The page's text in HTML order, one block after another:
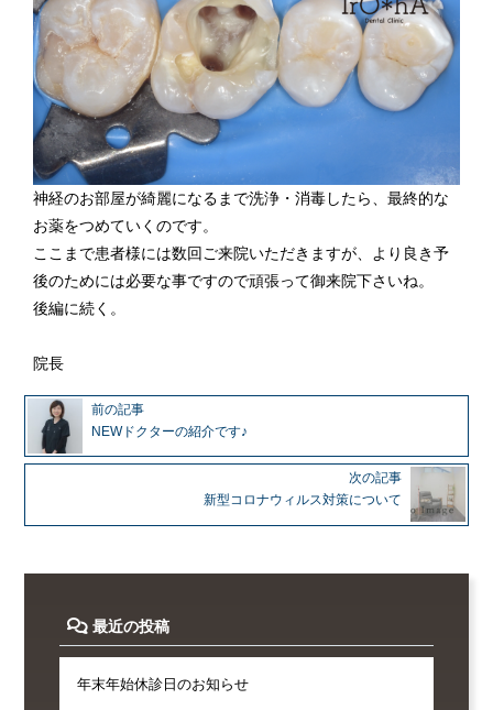
神経のお部屋が綺麗になるまで洗浄・消毒したら、最終的な
お薬をつめていくのです。
ここまで患者様には数回ご来院いただきますが、より良き予
後のためには必要な事ですので頑張って御来院下さいね。
後編に続く。
院長
前の記事
NEWドクターの紹介です♪
次の記事
新型コロナウィルス対策について
最近の投稿
年末年始休診日のお知らせ